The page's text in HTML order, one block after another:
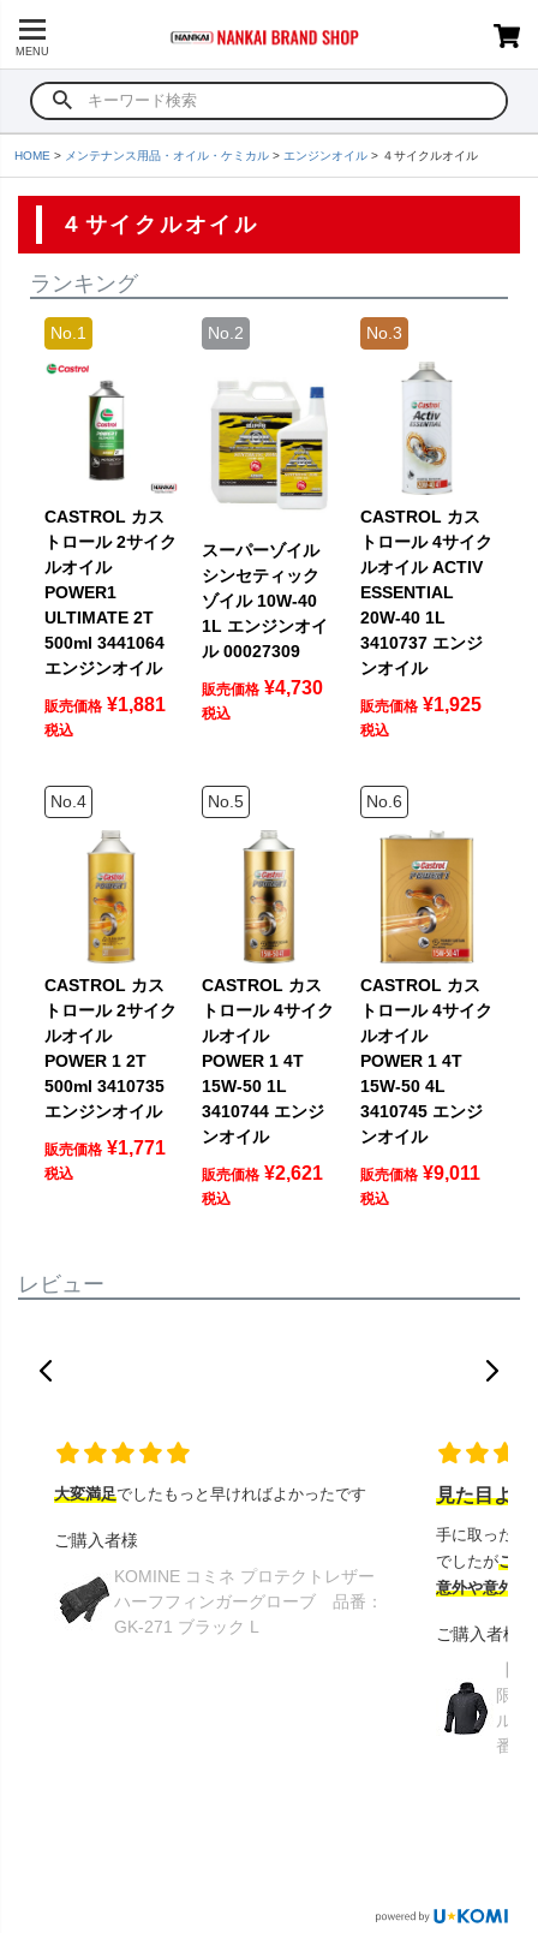
MENU
HOME メンテナンス用品・オイル・ケミカル エンジンオイル ４サイクルオイル
４サイクルオイル
ランキング
CASTROL カス
トロール 2サイク
ルオイル
POWER1
ULTIMATE 2T
500ml 3441064
エンジンオイル
販売価格 ¥1,881
税込
スーパーゾイル
シンセティック
ゾイル 10W-40
1L エンジンオイ
ル 00027309
販売価格 ¥4,730
税込
CASTROL カス
トロール 4サイク
ルオイル ACTIV
ESSENTIAL
20W-40 1L
3410737 エンジ
ンオイル
販売価格 ¥1,925
税込
CASTROL カス
トロール 2サイク
ルオイル
POWER 1 2T
500ml 3410735
エンジンオイル
販売価格 ¥1,771
税込
CASTROL カス
トロール 4サイク
ルオイル
POWER 1 4T
15W-50 1L
3410744 エンジ
ンオイル
販売価格 ¥2,621
税込
CASTROL カス
トロール 4サイク
ルオイル
POWER 1 4T
15W-50 4L
3410745 エンジ
ンオイル
販売価格 ¥9,011
税込
レビュー
大変満足でしたもっと早ければよかったです
ご購入者様
KOMINE コミネ プロテクトレザー
ハーフフィンガーグローブ 品番：
GK-271 ブラック L
見た目より
手に取ったと
でしたがこの
意外や意外ス
ご購入者様
限り
ルメ
番：